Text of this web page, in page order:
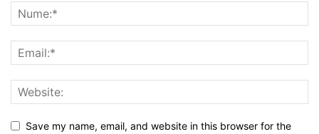
Save my name, email, and website in this browser for the